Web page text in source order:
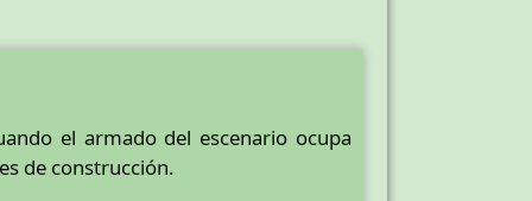
el armado del escenario ocupa
de construcción.